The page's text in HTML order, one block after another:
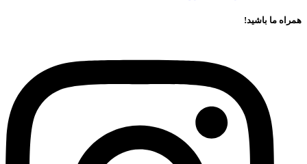
همراه ما باشید!